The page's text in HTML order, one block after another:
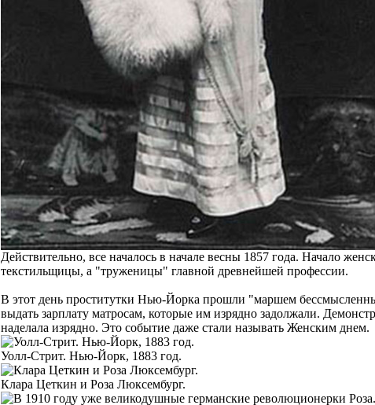
Действительно, все началось в начале весны 1857 года. Начало
текстильщицы, а "труженицы" главной древнейшей профессии.
В этот день проститутки Нью-Йорка прошли "маршем
выдать зарплату матросам, которые им изрядно задолжали.
наделала изрядно. Это событие даже стали называть Женским днем.
Уолл-Стрит. Нью-Йорк, 1883 год.
Клара Цеткин и Роза Люксембург.